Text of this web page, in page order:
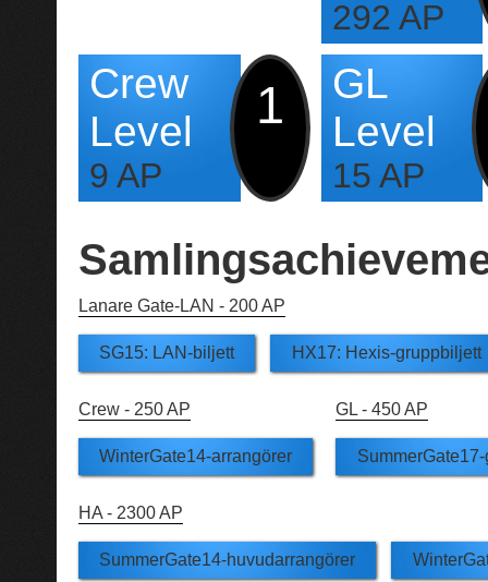
292 AP
Crew
Level
9 AP
1
GL
Level
15 AP
Lanare Gate-LAN - 200 AP
SG15: LAN-biljett HX17: Hexis-gruppbiljett
Crew - 250 AP
WinterGate14-arrangörer
GL -450 AP
HA - 2300 AP
SummerGate14-huvudarrangörer